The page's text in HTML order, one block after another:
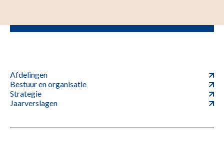
Afdelingen
Bestuur en organisatie
Strategie
Jaarverslagen